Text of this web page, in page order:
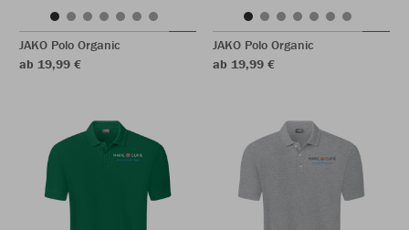
JAKO Polo Organic
ab 19,99 €
JAKO Polo Organic
ab 19,99 €